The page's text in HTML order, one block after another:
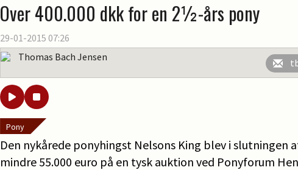
Over 400.000 dkk for en 2½-års pony
29-01-2015 07:26
Thomas Bach Jensen
Pony
Den nykårede ponyhingst Nelsons King blev i slutningen
mindre 55.000 euro på en tysk auktion ved Ponyforum